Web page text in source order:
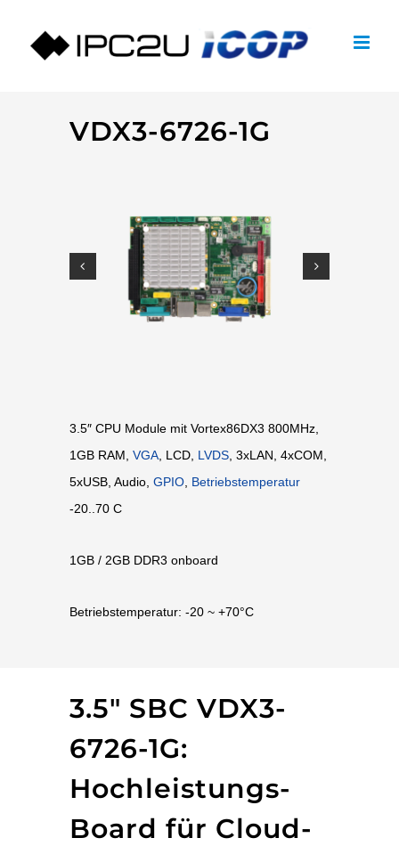
springen
VDX3-6726-1G
3.5″ CPU Module mit Vortex86DX3 800MHz,
1GB RAM, VGA, LCD, LVDS, 3xLAN, 4xCOM,
5xUSB, Audio, GPIO, Betriebstemperatur
-20..70 C
1GB / 2GB DDR3 onboard
Betriebstemperatur: -20 ~ +70°C
3.5″ SBC VDX3-
6726-1G:
Hochleistungs-
Board für Cloud-